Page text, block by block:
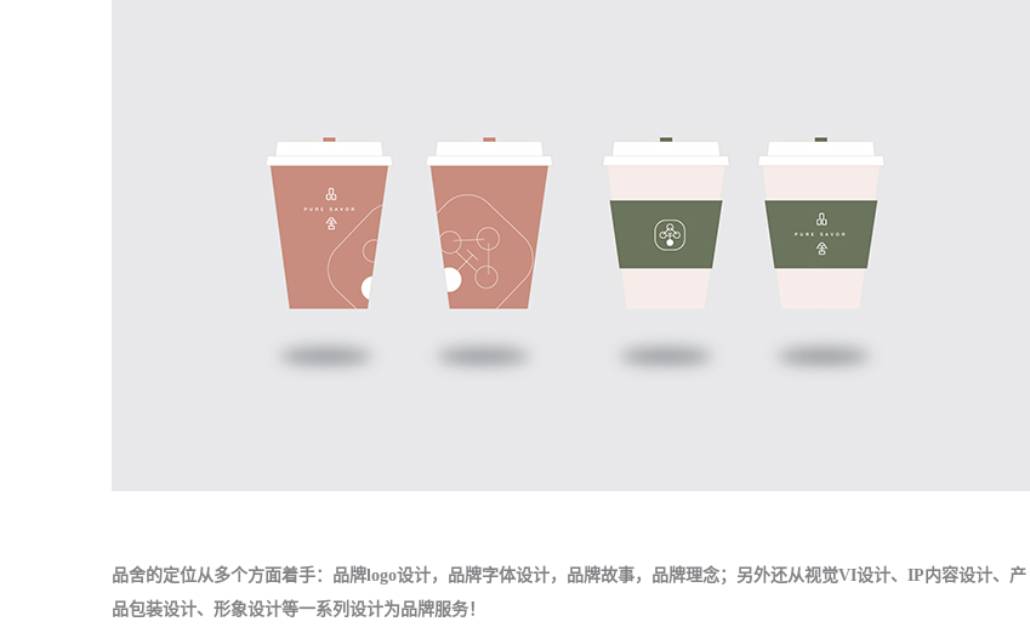
品舍的定位从多个方面着手： 品牌logo设计， 品牌字体设计， 品牌故事， 品牌理念；另外还从视觉VI设计、 IP内容设计、 产
品包装设计、 形象设计等一系列设计为品牌服务！